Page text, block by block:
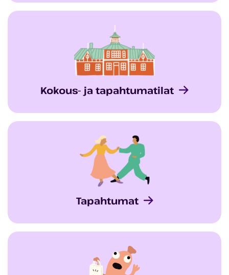
Kokous- ja tapahtumatilat
Tapahtumat